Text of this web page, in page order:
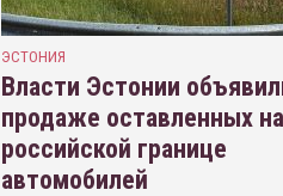
ЭСТОНИЯ
Власти Эстонии
продаже оставленных на
российской границе
автомобилей